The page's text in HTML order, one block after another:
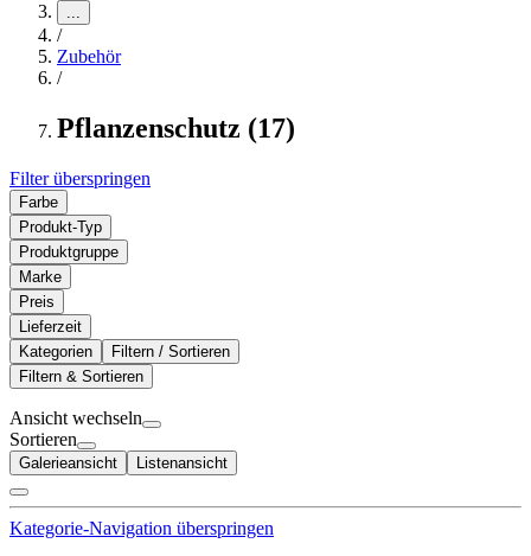
...
/
Zubehör
/
Pflanzenschutz (17)
Filter überspringen
Farbe
Produkt-Typ
Produktgruppe
Marke
Preis
Lieferzeit
Kategorien
Filtern / Sortieren
Filtern & Sortieren
Ansicht wechseln
Sortieren
Galerieansicht Listenansicht
Kategorie-Navigation überspringen